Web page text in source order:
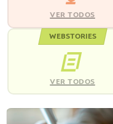
VER TODOS
WEBSTORIES
VER TODOS